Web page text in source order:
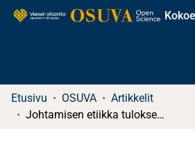
Etusivu OSUVA
Artikkelit
Johtamisen etiikka tuloksellisuuden mahdollistajana